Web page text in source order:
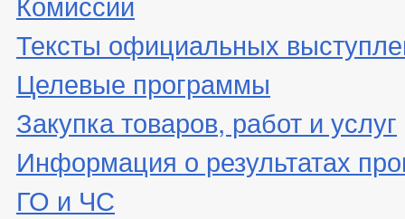
Тексты официальных
Целевые программы
Закупка товаров, работ и услуг
Информация о результатах
ГО и ЧС